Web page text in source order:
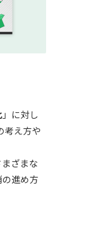
」に対し
考え方や
ざまな
進め方